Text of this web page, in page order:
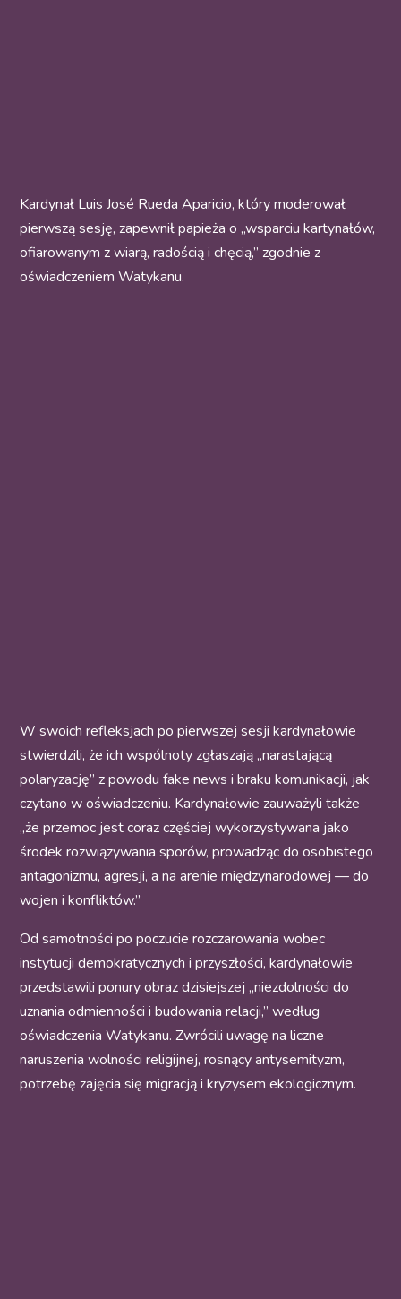
Kardynał Luis José Rueda Aparicio, który moderował
pierwszą sesję, zapewnił papieża o „wsparciu kartynałów,
ofiarowanym z wiarą, radością i chęcią,” zgodnie z
oświadczeniem Watykanu.
W swoich refleksjach po pierwszej sesji kardynałowie
stwierdzili, że ich wspólnoty zgłaszają „narastającą
polaryzację” z powodu fake news i braku komunikacji, jak
czytano w oświadczeniu. Kardynałowie zauważyli także
„że przemoc jest coraz częściej wykorzystywana jako
środek rozwiązywania sporów, prowadząc do osobistego
antagonizmu, agresji, a na arenie międzynarodowej — do
wojen i konfliktów.”
Od samotności po poczucie rozczarowania wobec
instytucji demokratycznych i przyszłości, kardynałowie
przedstawili ponury obraz dzisiejszej „niezdolności do
uznania odmienności i budowania relacji,” według
oświadczenia Watykanu. Zwrócili uwagę na liczne
naruszenia wolności religijnej, rosnący antysemityzm,
potrzebę zajęcia się migracją i kryzysem ekologicznym.